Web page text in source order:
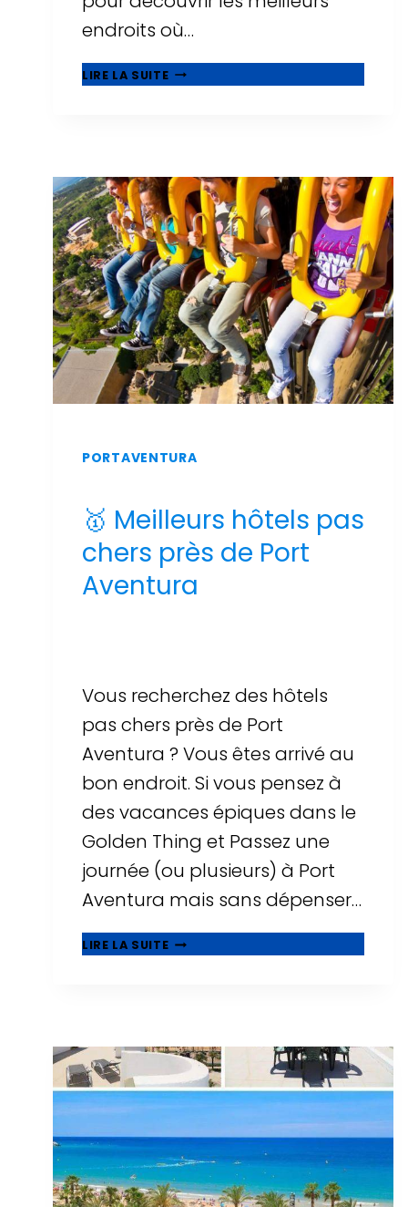
endroits où…
LIRE LA SUITE21
MEILLEURS
ADAPTÉS
AUX
BÉBÉS
ET
AUX
TOUT-
PETITS
PORTAVENTURA
🥇 Meilleurs hôtels pas
chers près de Port
Aventura
Vous recherchez des hôtels
pas chers près de Port
Aventura ? Vous êtes arrivé au
bon endroit. Si vous pensez à
des vacances épiques dans le
Golden Thing et Passez une
journée (ou plusieurs) à Port
Aventura mais sans dépenser…
LIRE LA SUITE🥇
MEILLEURS
DE
PORT
AVENTURA